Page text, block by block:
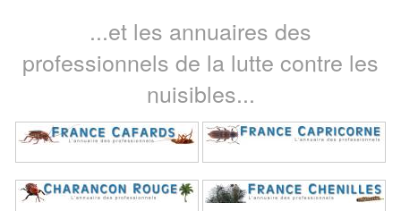
...et les annuaires des
professionnels de la lutte contre les
nuisibles...